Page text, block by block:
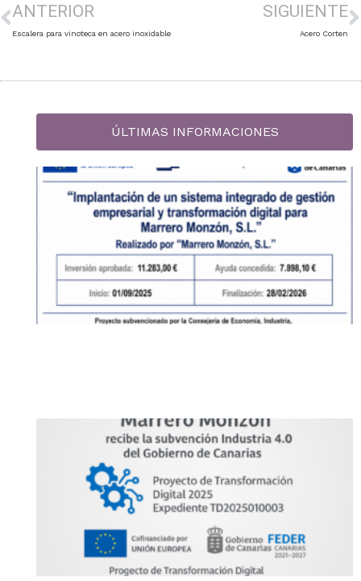
ANTERIOR
Escalera para vinoteca en acero inoxidable
SIGUIENTE
Acero Corten
ÚLTIMAS INFORMACIONES